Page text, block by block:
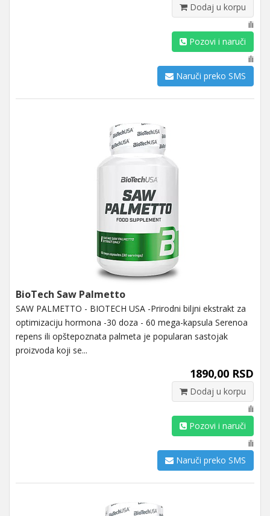
Dodaj u korpu
ili
Pozovi i naruči
ili
Naruči preko SMS
BioTech Saw Palmetto
SAW PALMETTO - BIOTECH USA -Prirodni biljni ekstrakt za
optimizaciju hormona -30 doza - 60 mega-kapsula Serenoa
repens ili opštepoznata palmeta je popularan sastojak
proizvoda koji se...
1890,00 RSD
Dodaj u korpu
ili
Pozovi i naruči
ili
Naruči preko SMS